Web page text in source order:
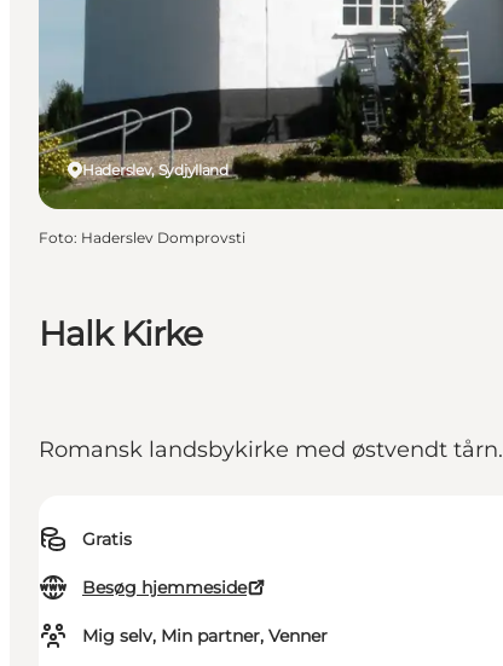
Halk Kirke
Romansk landsbykirke med østvendt tårn.
Gratis
Besøg hjemmeside
Mig selv, Min partner, Venner
Haderslev, Sydjylland
Foto: Haderslev Domprovsti